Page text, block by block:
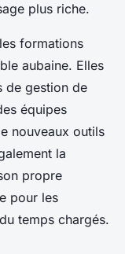
plus riche.
formations
aubaine. Elles
de gestion de
équipes
nouveaux outils
la
propre
pour les
temps chargés.